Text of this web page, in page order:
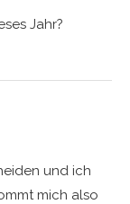
Jahr?
und ich
mich also